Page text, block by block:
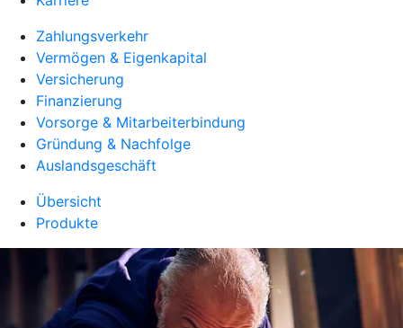
Zahlungsverkehr
Vermögen & Eigenkapital
Versicherung
Finanzierung
Vorsorge & Mitarbeiterbindung
Gründung & Nachfolge
Auslandsgeschäft
Übersicht
Produkte